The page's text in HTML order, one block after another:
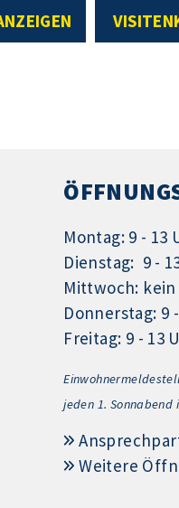
Montag: 9 - 13
Dienstag: 9 -
Mittwoch:
Donnerstag: 9
Freitag: 9 - 13
jeden 1. Sonnabend
Weitere